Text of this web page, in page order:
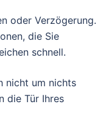
oder Verzögerung.
die Sie
schnell.
nicht um nichts
die Tür Ihres